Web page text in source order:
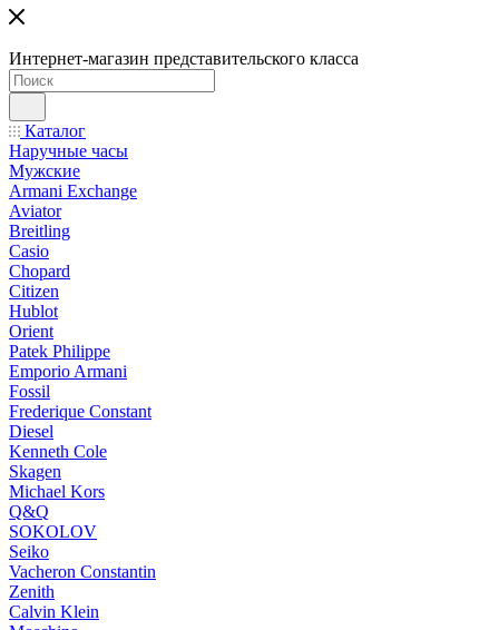
Интернет-магазин представительского класса
Каталог
Наручные часы
Мужские
Armani Exchange
Aviator
Breitling
Casio
Chopard
Citizen
Hublot
Orient
Patek Philippe
Emporio Armani
Fossil
Frederique Constant
Diesel
Kenneth Cole
Skagen
Michael Kors
Q&Q
SOKOLOV
Seiko
Vacheron Constantin
Zenith
Calvin Klein